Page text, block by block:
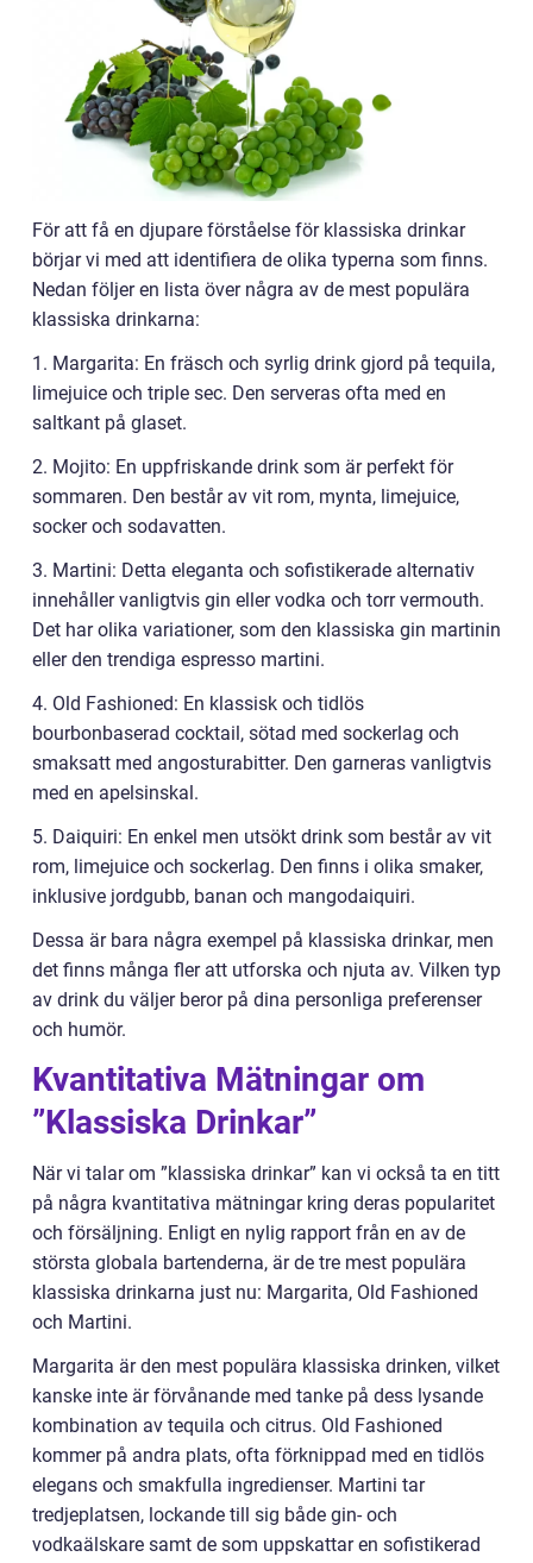
För att få en djupare förståelse för klassiska drinkar
börjar vi med att identifiera de olika typerna som finns.
Nedan följer en lista över några av de mest populära
klassiska drinkarna:
1. Margarita: En fräsch och syrlig drink gjord på tequila,
limejuice och triple sec. Den serveras ofta med en
saltkant på glaset.
2. Mojito: En uppfriskande drink som är perfekt för
sommaren. Den består av vit rom, mynta, limejuice,
socker och sodavatten.
3. Martini: Detta eleganta och sofistikerade alternativ
innehåller vanligtvis gin eller vodka och torr vermouth.
Det har olika variationer, som den klassiska gin martinin
eller den trendiga espresso martini.
4. Old Fashioned: En klassisk och tidlös
bourbonbaserad cocktail, sötad med sockerlag och
smaksatt med angosturabitter. Den garneras vanligtvis
med en apelsinskal.
5. Daiquiri: En enkel men utsökt drink som består av vit
rom, limejuice och sockerlag. Den finns i olika smaker,
inklusive jordgubb, banan och mangodaiquiri.
Dessa är bara några exempel på klassiska drinkar, men
det finns många fler att utforska och njuta av. Vilken typ
av drink du väljer beror på dina personliga preferenser
och humör.
Kvantitativa Mätningar om
”Klassiska Drinkar”
När vi talar om ”klassiska drinkar” kan vi också ta en titt
på några kvantitativa mätningar kring deras popularitet
och försäljning. Enligt en nylig rapport från en av de
största globala bartenderna, är de tre mest populära
klassiska drinkarna just nu: Margarita, Old Fashioned
och Martini.
Margarita är den mest populära klassiska drinken, vilket
kanske inte är förvånande med tanke på dess lysande
kombination av tequila och citrus. Old Fashioned
kommer på andra plats, ofta förknippad med en tidlös
elegans och smakfulla ingredienser. Martini tar
tredjeplatsen, lockande till sig både gin- och
vodkaälskare samt de som uppskattar en sofistikerad